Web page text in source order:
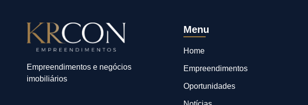
Empreendimentos e negócios
imobiliários
Menu
Home
Empreendimentos
Oportunidades